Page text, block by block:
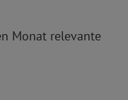
Monat relevante